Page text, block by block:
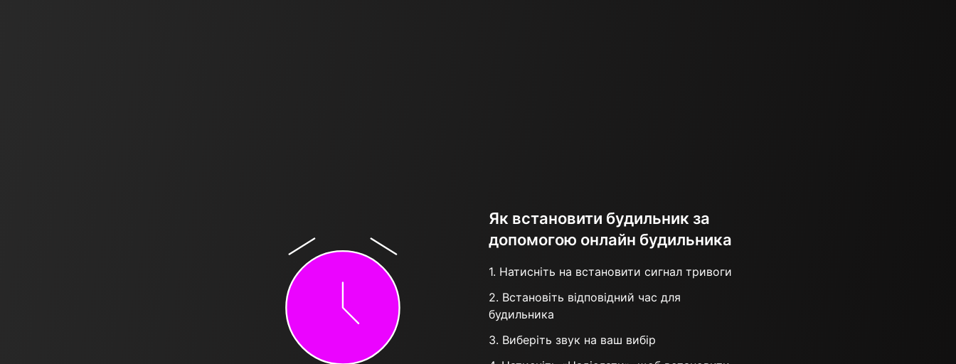
Як встановити будильник за
допомогою онлайн будильника
1. Натисніть на встановити сигнал тривоги
2. Встановіть відповідний час для
будильника
3. Виберіть звук на ваш вибір